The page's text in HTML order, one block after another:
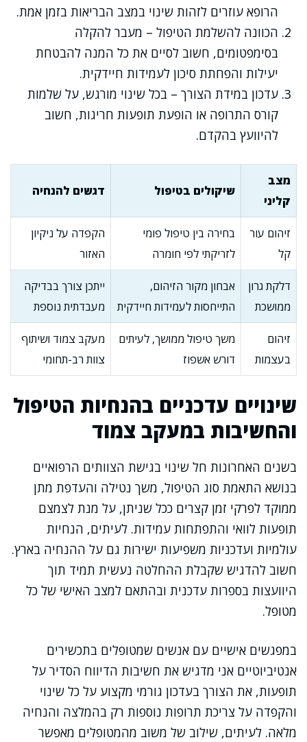
הרופא עוזרים לזהות שינוי במצב הבריאות בזמן אמת.
הכוונה להשלמת הטיפול – מעבר להקלה
בסימפטומים, חשוב לסיים את כל המנה להבטחת
יעילות והפחתת סיכון לעמידות חיידקית.
עדכון במידת הצורך – בכל שינוי מורגש, על שלמות
קורס התרופה או הופעת תופעות חריגות, חשוב
להיוועץ בהקדם.
מצב
קליני
שיקולים בטיפול דגשים להנחיה
זיהום עור
קל
בחירה בין טיפול פומי
לזריקתי לפי חומרה
הקפדה על ניקיון
האזור
דלקת גרון
ממושכת
אבחון מקור הזיהום,
התייחסות לעמידות חיידקית
ייתכן צורך בבדיקה
מעבדתית נוספת
זיהום
בעצמות
משך טיפול ממושך, לעיתים
דורש אשפוז
מעקב צמוד ושיתוף
צוות רב-תחומי
שינויים עדכניים בהנחיות הטיפול
והחשיבות במעקב צמוד
בשנים האחרונות חל שינוי בגישת הצוותים הרפואיים
בנושא התאמת סוג הטיפול, משך נטילה והעדפת מתן
ממוקד לפרקי זמן קצרים ככל שניתן, על מנת לצמצם
תופעות לוואי והתפתחות עמידות. לעיתים, הנחיות
עולמיות ועדכניות משפיעות ישירות גם על ההנחיה בארץ.
חשוב להדגיש שקבלת ההחלטה נעשית תמיד תוך
היוועצות בספרות עדכנית ובהתאם למצב האישי של כל
מטופל.
במפגשים אישיים עם אנשים שמטופלים בתכשירים
אנטיביוטיים אני מדגיש את חשיבות הדיווח הסדיר על
תופעות, את הצורך בעדכון גורמי מקצוע על כל שינוי
והקפדה על צריכת תרופות נוספות רק בהמלצה והנחיה
מלאה. לעיתים, שילוב של משוב מהמטופלים מאפשר